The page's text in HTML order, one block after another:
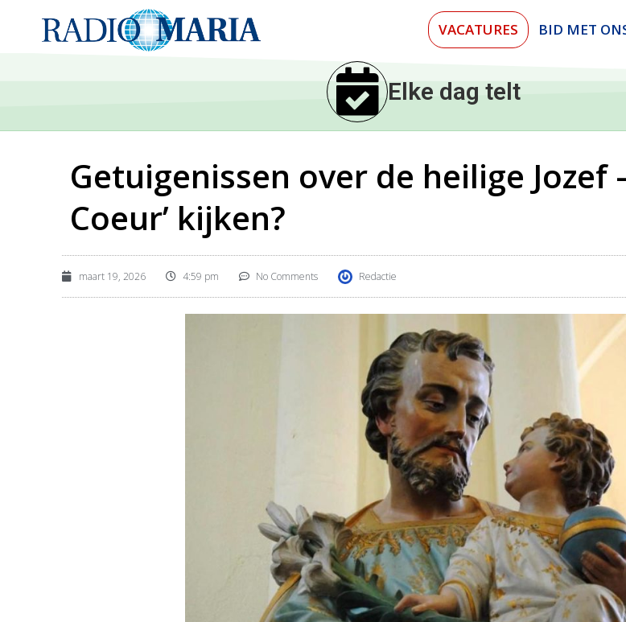
VACATURES BID MET
Elke dag telt
Getuigenissen over de heilige Jozef
Coeur’ kijken?
maart 19, 2026 4:59 pm No Comments Redactie